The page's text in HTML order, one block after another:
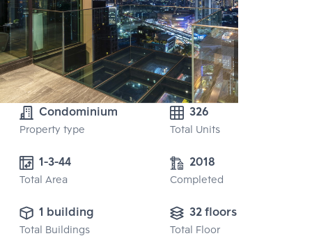
Condominium
Property type
326
Total Units
1-3-44
Total Area
2018
Completed
1 building
Total Buildings
32 floors
Total Floor